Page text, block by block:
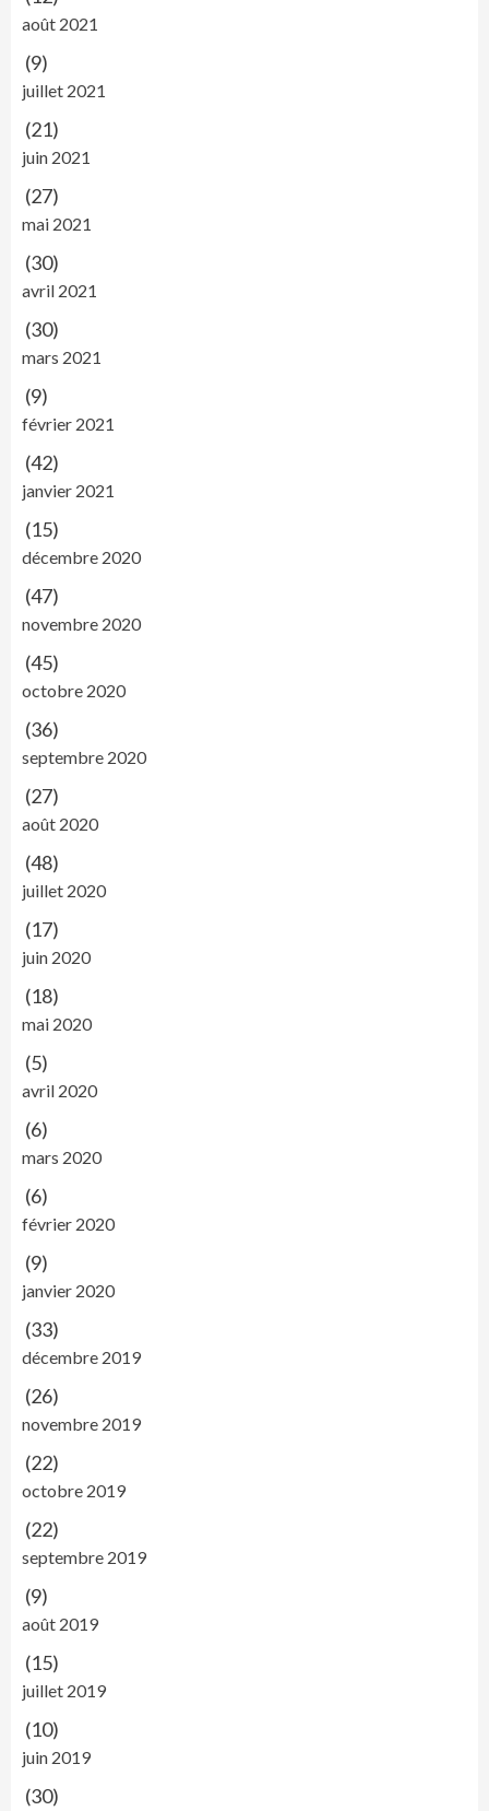
août 2021
(9)
juillet 2021
(21)
juin 2021
(27)
mai 2021
(30)
avril 2021
(30)
mars 2021
(9)
février 2021
(42)
janvier 2021
(15)
décembre 2020
(47)
novembre 2020
(45)
octobre 2020
(36)
septembre 2020
(27)
août 2020
(48)
juillet 2020
(17)
juin 2020
(18)
mai 2020
(5)
avril 2020
(6)
mars 2020
(6)
février 2020
(9)
janvier 2020
(33)
décembre 2019
(26)
novembre 2019
(22)
octobre 2019
(22)
septembre 2019
(9)
août 2019
(15)
juillet 2019
(10)
juin 2019
(30)